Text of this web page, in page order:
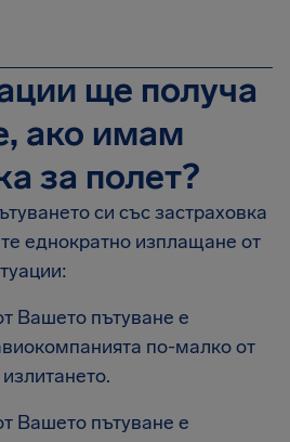
ще получа
ако имам
за полет?
си със застраховка
еднократно изплащане от
Вашето пътуване е
по-малко от
Вашето пътуване е